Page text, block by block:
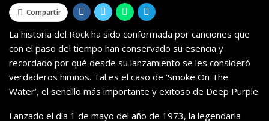
Compartir
La historia del Rock ha sido conformada por canciones que
con el paso del tiempo han conservado su esencia y
recordado por qué desde su lanzamiento se les consideró
verdaderos himnos. Tal es el caso de ‘Smoke On The
Water’, el sencillo más importante y exitoso de Deep Purple.
Lanzado el día 1 de mayo del año de 1973, la legendaria